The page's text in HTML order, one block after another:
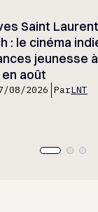
Saint Laurent
: le cinéma
jeunesse à
en août
08/2026 ParLNT